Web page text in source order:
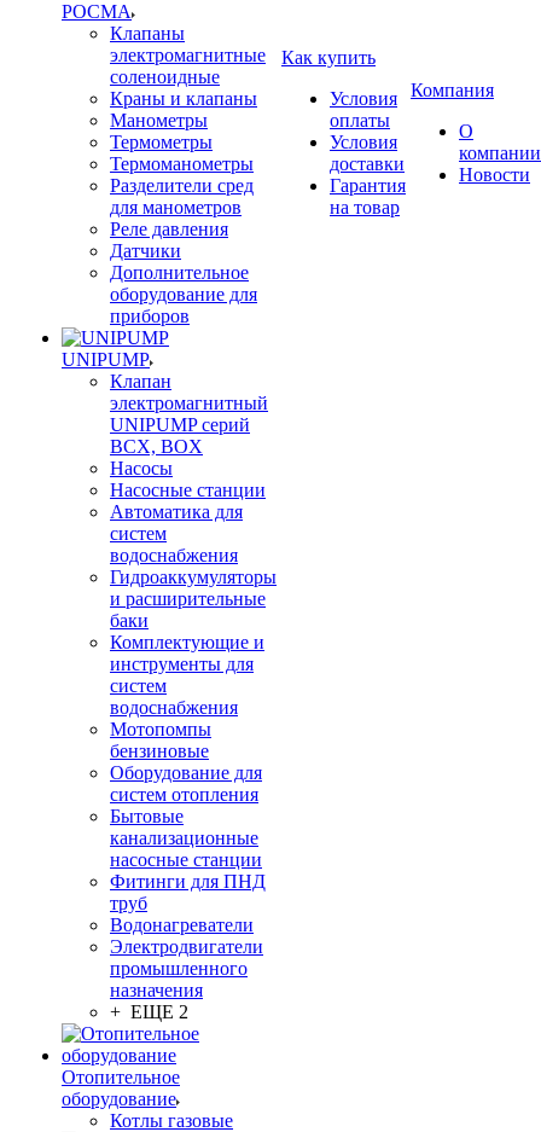
РОСМА
Клапаны
электромагнитные
соленоидные
Краны и клапаны
Манометры
Термометры
Термоманометры
Разделители сред
для манометров
Реле давления
Датчики
Дополнительное
оборудование для
приборов
UNIPUMP
Клапан
электромагнитный
UNIPUMP серий
BCX, BOX
Насосы
Насосные станции
Автоматика для
систем
водоснабжения
Гидроаккумуляторы
и расширительные
баки
Комплектующие и
инструменты для
систем
водоснабжения
Мотопомпы
бензиновые
Оборудование для
систем отопления
Бытовые
канализационные
насосные станции
Фитинги для ПНД
труб
Водонагреватели
Электродвигатели
промышленного
назначения
+ ЕЩЕ 2
Отопительное
оборудование
Котлы газовые
Как купить
Условия
оплаты
Условия
доставки
Гарантия
на товар
Компания
О
компании
Новости